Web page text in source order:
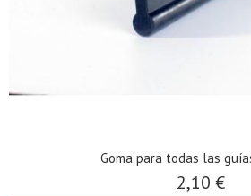
Goma para todas las
2,10 €